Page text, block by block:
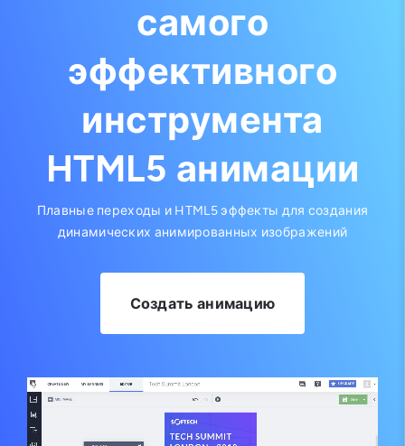
самого
эффективного
инструмента
HTML5 анимации
Плавные переходы и HTML5 эффекты для создания
динамических анимированных изображений
Создать анимацию